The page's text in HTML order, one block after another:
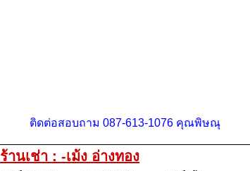
ติดต่อสอบถาม 087-613-1076 คุณพิษณุ
ร้านเช่า : -เม้ง อ่างทอง